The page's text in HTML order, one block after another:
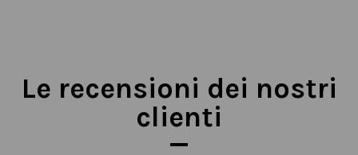
Le recensioni dei nostri
clienti